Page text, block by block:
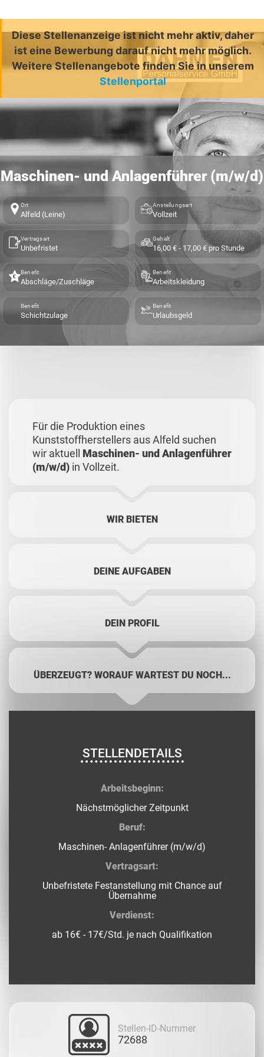
Diese Stellenanzeige ist nicht mehr aktiv, daher
ist eine Bewerbung darauf nicht mehr möglich.
Weitere Stellenangebote finden Sie in unserem
Stellenportal
Maschinen- und Anlagenführer (m/w/d)
Ort
Alfeld (Leine)
Anstellungsart
Vollzeit
Vertragsart
Unbefristet
Gehalt
16,00 € - 17,00 € pro Stunde
Benefit
Abschläge/Zuschläge
Benefit
Arbeitskleidung
Benefit
Schichtzulage
Benefit
Urlaubsgeld
Für die Produktion eines
Kunststoffherstellers aus Alfeld suchen
wir aktuell Maschinen- und Anlagenführer
(m/w/d) in Vollzeit.
WIR BIETEN
DEINE AUFGABEN
DEIN PROFIL
ÜBERZEUGT? WORAUF WARTEST DU NOCH...
STELLENDETAILS
Arbeitsbeginn:
Nächstmöglicher Zeitpunkt
Beruf:
Maschinen- Anlagenführer (m/w/d)
Vertragsart:
Unbefristete Festanstellung mit Chance auf
Übernahme
Verdienst:
ab 16€ - 17€/Std. je nach Qualifikation
Stellen-ID-Nummer
72688